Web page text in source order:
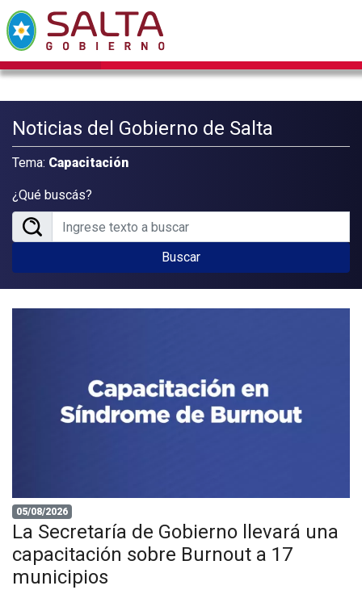
Noticias del Gobierno de Salta
Tema: Capacitación
¿Qué buscás?
Buscar
05/08/2026
La Secretaría de Gobierno llevará una
capacitación sobre Burnout a 17
municipios